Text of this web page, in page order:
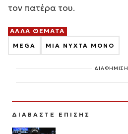
τον πατέρα του.
ΑΛΛΑ ΘΕΜΑΤΑ
MEGA ΜΙΑ ΝΥΧΤΑ ΜΟΝΟ
ΔΙΑΦΗΜΙΣΗ
ΔΙΑΒΑΣΤΕ ΕΠΙΣΗΣ